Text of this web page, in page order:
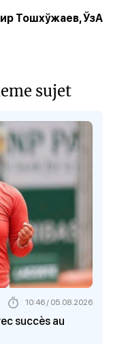
Тошхўжаев, ЎзА
sujet
succès au
10:46 / 05.08.2026